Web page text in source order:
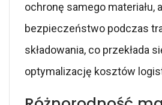
ochronę samego materiału,
bezpieczeństwo podczas
składowania, co przekłada
optymalizację kosztów